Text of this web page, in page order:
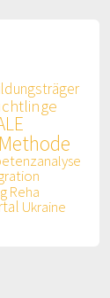
Reha
Ukraine